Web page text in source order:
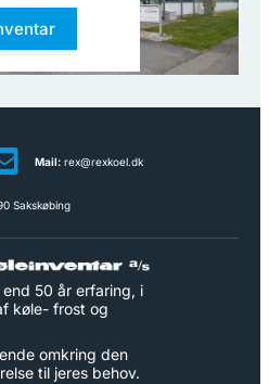
Mail: rex@rexkoel.dk
Sakskøbing
end 50 år erfaring, i
køle- frost og
omkring den
til jeres behov.